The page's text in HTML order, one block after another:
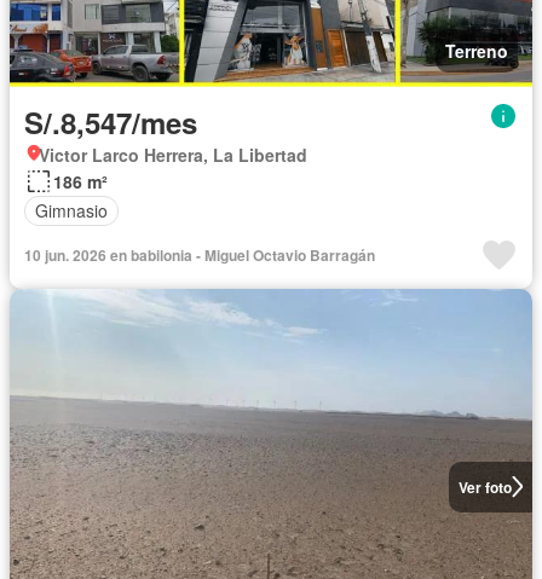
Terreno
S/.8,547/mes
Victor Larco Herrera, La Libertad
186 m²
Gimnasio
10 jun. 2026 en babilonia - Miguel Octavio Barragán
Ver foto